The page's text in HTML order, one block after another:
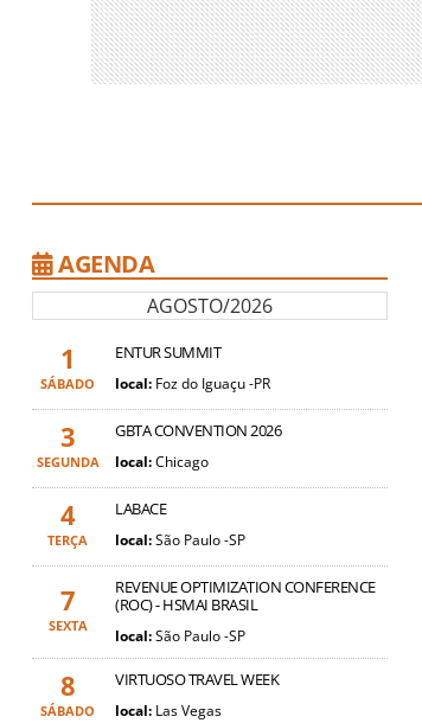
AGENDA
AGOSTO/2026
1
SÁBADO
ENTUR SUMMIT
local: Foz do Iguaçu -PR
3
SEGUNDA
GBTA CONVENTION 2026
local:Chicago
4
TERÇA
LABACE
local:São Paulo -SP
7
SEXTA
REVENUE OPTIMIZATION CONFERENCE
(ROC) - HSMAI BRASIL
local:São Paulo -SP
8
SÁBADO
VIRTUOSO TRAVEL WEEK
local: Las Vegas